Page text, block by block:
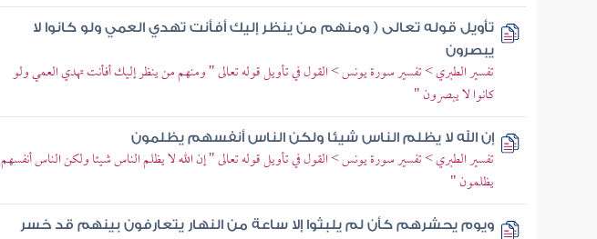
تأويل قوله تعالى ( ومنهم من ينظر إليك أفأنت تهدي العمي ولو كانوا لا
يبصرون
تفسير الطبري > تفسير سورة يونس > القول في تأويل قوله تعالى " ومنهم من ينظر إليك أفأنت تهدي العمي ولو
كانوا لا يبصرون "
إن الله لا يظلم الناس شيئا ولكن الناس أنفسهم يظلمون
تفسير الطبري > تفسير سورة يونس > القول في تأويل قوله تعالى " إن الله لا يظلم الناس شيئا ولكن الناس أنفسهم
يظلمون "
ويوم يحشرهم كأن لم يلبثوا إلا ساعة من النهار يتعارفون بينهم قد خسر